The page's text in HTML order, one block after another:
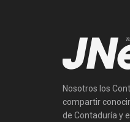
Nosotros los
compartir
de Contaduría y